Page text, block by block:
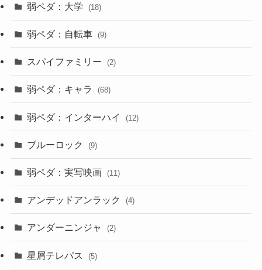
弱ペダ：大学 (18)
弱ペダ：自転車 (9)
スパイファミリー (2)
弱ペダ：キャラ (68)
弱ペダ：インターハイ (12)
ブルーロック (9)
弱ペダ：実写映画 (11)
アンデッドアンラック (4)
アンダーニンジャ (2)
星屑テレパス (5)